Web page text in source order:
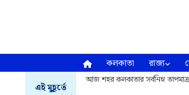
কলকাতা রাজ্য
এই মুহূর্তে
আজ শহর কলকাতার সর্বনিম্ন